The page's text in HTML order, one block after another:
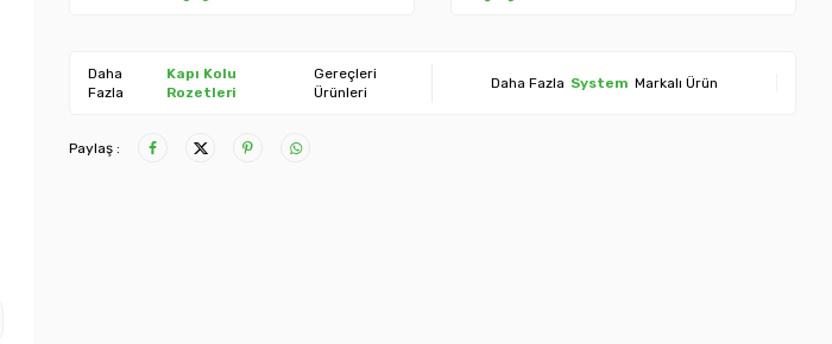
Daha
Fazla
Kapı Kolu
Rozetleri
Gereçleri
Ürünleri
Daha Fazla System Markalı Ürün
Paylaş :